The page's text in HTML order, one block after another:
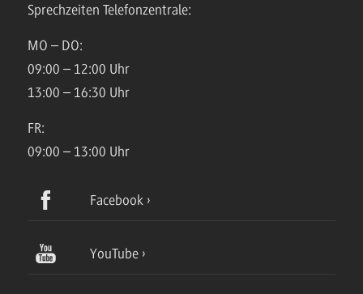
Sprechzeiten Telefonzentrale:
MO – DO:
09:00 – 12:00 Uhr
13:00 – 16:30 Uhr
FR:
09:00 – 13:00 Uhr
Facebook
YouTube